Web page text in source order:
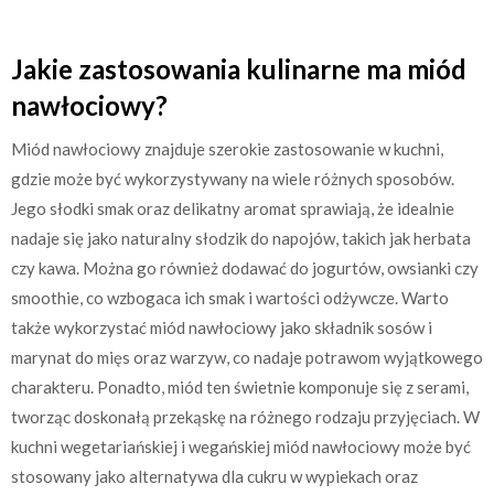
Jakie zastosowania kulinarne ma miód
nawłociowy?
Miód nawłociowy znajduje szerokie zastosowanie w kuchni,
gdzie może być wykorzystywany na wiele różnych sposobów.
Jego słodki smak oraz delikatny aromat sprawiają, że idealnie
nadaje się jako naturalny słodzik do napojów, takich jak herbata
czy kawa. Można go również dodawać do jogurtów, owsianki czy
smoothie, co wzbogaca ich smak i wartości odżywcze. Warto
także wykorzystać miód nawłociowy jako składnik sosów i
marynat do mięs oraz warzyw, co nadaje potrawom wyjątkowego
charakteru. Ponadto, miód ten świetnie komponuje się z serami,
tworząc doskonałą przekąskę na różnego rodzaju przyjęciach. W
kuchni wegetariańskiej i wegańskiej miód nawłociowy może być
stosowany jako alternatywa dla cukru w wypiekach oraz